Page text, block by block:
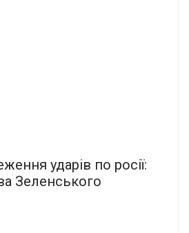
ударів по росії:
Зеленського